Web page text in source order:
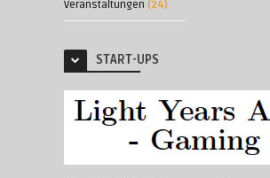
Veranstaltungen (24)
START-UPS